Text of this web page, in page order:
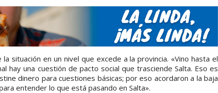
situación en un nivel que excede a la provincia. «Vino hasta el
hay una cuestión de pacto social que trasciende Salta. Eso es
dinero para cuestiones básicas; por eso acordaron a la baja
entender lo que está pasando en Salta».